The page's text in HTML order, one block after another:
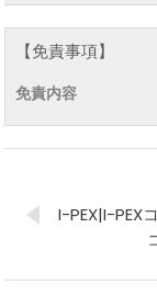
【免責事項】
免責内容
I-PEX|I-PEX